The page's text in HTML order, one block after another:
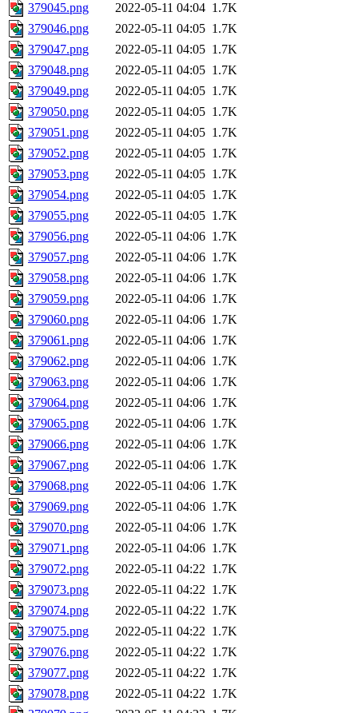
379045.png
2022-05-11 04:04 1.7K
379046.png
2022-05-11 04:05 1.7K
379047.png
2022-05-11 04:05 1.7K
379048.png
2022-05-11 04:05 1.7K
379049.png
2022-05-11 04:05 1.7K
379050.png
2022-05-11 04:05 1.7K
379051.png
2022-05-11 04:05 1.7K
379052.png
2022-05-11 04:05 1.7K
379053.png
2022-05-11 04:05 1.7K
379054.png
2022-05-11 04:05 1.7K
379055.png
2022-05-11 04:05 1.7K
379056.png
2022-05-11 04:06 1.7K
379057.png
2022-05-11 04:06 1.7K
379058.png
2022-05-11 04:06 1.7K
379059.png
2022-05-11 04:06 1.7K
379060.png
2022-05-11 04:06 1.7K
379061.png
2022-05-11 04:06 1.7K
379062.png
2022-05-11 04:06 1.7K
379063.png
2022-05-11 04:06 1.7K
379064.png
2022-05-11 04:06 1.7K
379065.png
2022-05-11 04:06 1.7K
379066.png
2022-05-11 04:06 1.7K
379067.png
2022-05-11 04:06 1.7K
379068.png
2022-05-11 04:06 1.7K
379069.png
2022-05-11 04:06 1.7K
379070.png
2022-05-11 04:06 1.7K
379071.png
2022-05-11 04:06 1.7K
379072.png
2022-05-11 04:22 1.7K
379073.png
2022-05-11 04:22 1.7K
379074.png
2022-05-11 04:22 1.7K
379075.png
2022-05-11 04:22 1.7K
379076.png
2022-05-11 04:22 1.7K
379077.png
2022-05-11 04:22 1.7K
379078.png
2022-05-11 04:22 1.7K